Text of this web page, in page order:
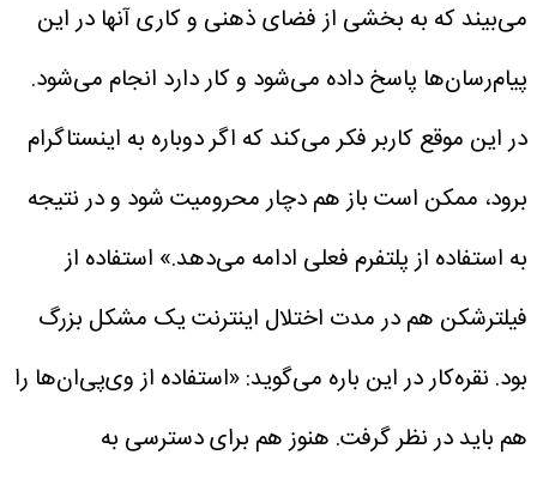
می‌بیند که به بخشی از فضای ذهنی و کاری آنها در این
پیام‌رسان‌ها پاسخ داده می‌شود و کار دارد انجام می‌شود.
در این موقع کاربر فکر می‌کند که اگر دوباره به اینستاگرام
برود، ممکن است باز هم دچار محرومیت شود و در نتیجه
به استفاده از پلتفرم فعلی ادامه می‌دهد.» استفاده از
فیلترشکن‌ هم در مدت اختلال اینترنت یک مشکل بزرگ
بود. نقره‌کار در این‌ باره می‌گوید: «استفاده از وی‌پی‌ان‌ها را
هم باید در نظر گرفت. هنوز هم برای دسترسی به